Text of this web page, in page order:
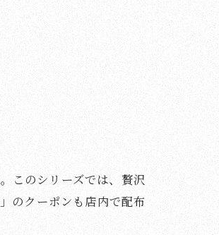
このシリーズでは、贅沢
のクーポンも店内で配布